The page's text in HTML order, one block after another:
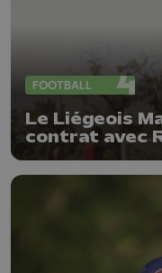
FOOTBALL
Le Liégeois
contrat avec